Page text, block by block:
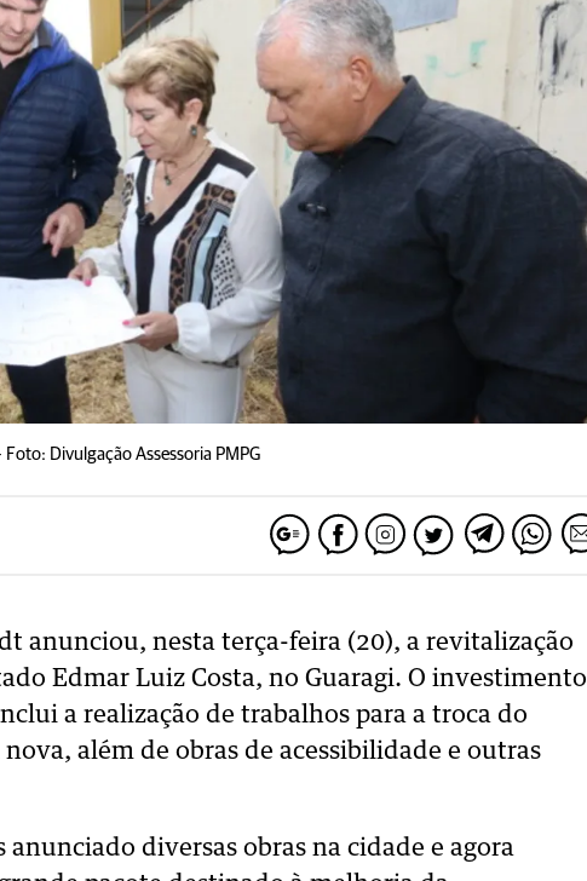
Foto: Divulgação Assessoria PMPG
anunciou, nesta terça-feira (20), a revitalização
Edmar Luiz Costa, no Guaragi. O investimento
a realização de trabalhos para a troca do
além de obras de acessibilidade e outras
anunciado diversas obras na cidade e agora